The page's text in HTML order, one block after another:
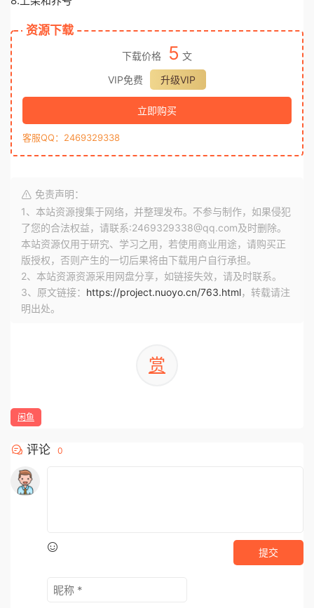
资源下载
下载价格 5 文
VIP免费
升级VIP
立即购买
客服QQ：2469329338
免责声明：
1、本站资源搜集于网络，并整理发布。不参与制作，如果侵犯
了您的合法权益，请联系:2469329338@qq.com及时删除。
本站资源仅用于研究、学习之用，若使用商业用途，请购买正
版授权，否则产生的一切后果将由下载用户自行承担。
2、本站资源资源采用网盘分享，如链接失效，请及时联系。
3、原文链接： https://project.nuoyo.cn/763.html，转载请注
明出处。
赏
闲鱼
评论 0
提交